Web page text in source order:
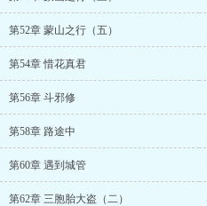
第52章 蒙山之行（五）
第54章 惜花真君
第56章 斗邪修
第58章 路途中
第60章 遇到城管
第62章 三胞胎大盗（二）